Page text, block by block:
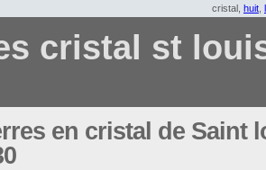
cristal, huit
cristal st
en cristal de Saint